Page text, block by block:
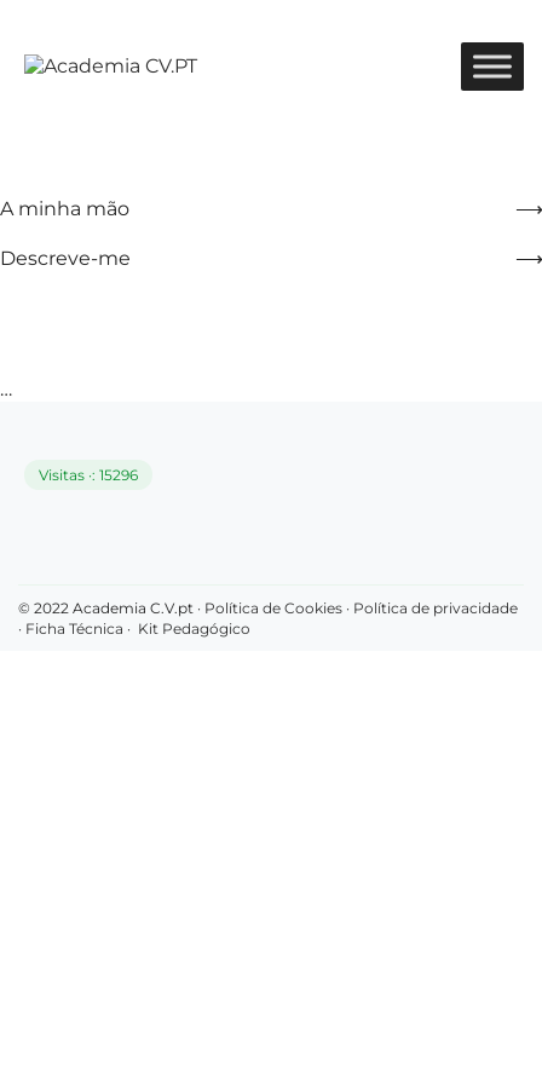
A minha mão
Descreve-me
…
Visitas ·: 15296
© 2022 Academia C.V.pt · Política de Cookies · Política de privacidade
· Ficha Técnica · Kit Pedagógico